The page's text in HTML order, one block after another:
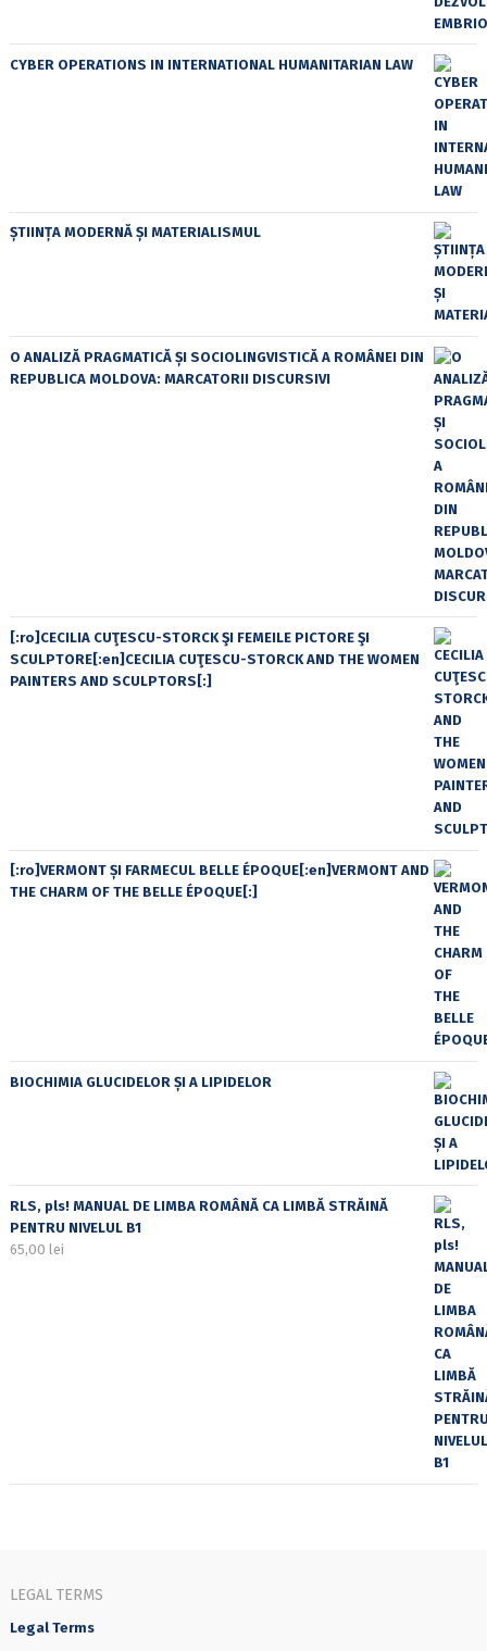
CYBER OPERATIONS IN INTERNATIONAL HUMANITARIAN LAW
ȘTIINȚA MODERNĂ ȘI MATERIALISMUL
O ANALIZĂ PRAGMATICĂ ȘI SOCIOLINGVISTICĂ A ROMÂNEI DIN
REPUBLICA MOLDOVA: MARCATORII DISCURSIVI
[:ro]CECILIA CUŢESCU-STORCK ŞI FEMEILE PICTORE ŞI
SCULPTORE[:en]CECILIA CUŢESCU-STORCK AND THE WOMEN
PAINTERS AND SCULPTORS[:]
[:ro]VERMONT ȘI FARMECUL BELLE ÉPOQUE[:en]VERMONT AND
THE CHARM OF THE BELLE ÉPOQUE[:]
BIOCHIMIA GLUCIDELOR ȘI A LIPIDELOR
RLS, pls! MANUAL DE LIMBA ROMÂNĂ CA LIMBĂ STRĂINĂ
PENTRU NIVELUL B1
65,00 lei
LEGAL TERMS
Legal Terms